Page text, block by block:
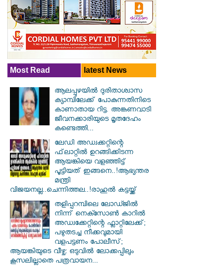
Most Read latest News
ആലപ്പുഴയിൽ ​ദുരിതാശ്വാസ
ക്യാമ്പിലേക്ക് പോകുന്നതിനിടെ
കാണാതായ റിട്ട. അങ്കണവാടി
ജീവനക്കാരിയുടെ മൃതദേഹം
കണ്ടെത്തി...
ലേഡി അഡ്വക്കറ്റിന്റെ
ഫ്‌ലാറ്റിൽ ഉറങ്ങിക്കിടന്ന
ആയങ്കിയെ വളഞ്ഞിട്ട്
പൂട്ടിയത് ഇങ്ങനെ..!ആഭ്യന്തര
മന്ത്രി
വിജയനല്ല..ചെന്നിത്തല..!രാഹുൽ കട്ടയ്ക്ക്
തളിപ്പറമ്പിലെ ലോഡ്ജിൽ
നിന്ന് നെക്സോൺ കാറിൽ
അഡ്വക്കേറ്റിന്റെ ഫ്ലാറ്റിലേക്ക്;
പഴുതടച്ച നീക്കവുമായി
വളപട്ടണം പോലീസ്;
ആയങ്കിയുടെ വീഴ്ച: ഒടുവിൽ ലോക്കപ്പിലും
കൂസലില്ലാതെ പത്രവായന...